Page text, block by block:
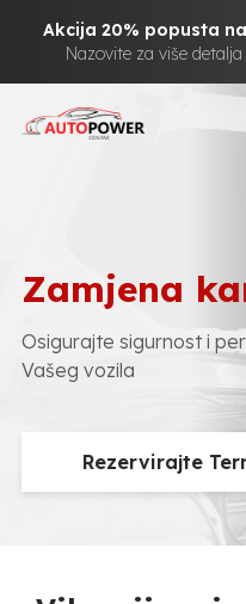
Akcija 20% popusta
Nazovite za više
Zamjena
Osigurajte sigurnost i
Vašeg vozila
Rezervirajte